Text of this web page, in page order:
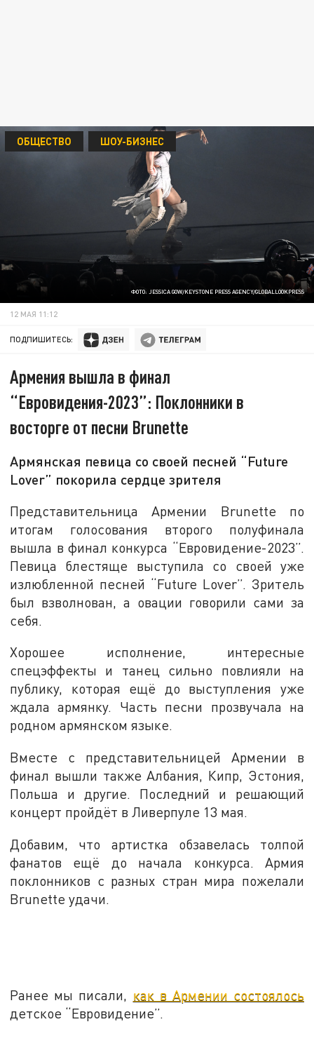
ФОТО: JESSICA GOW/KEYSTONE PRESS AGENCY/GLOBALLOOKPRESS
ОБЩЕСТВО ШОУ-БИЗНЕС
12 МАЯ 11:12
ПОДПИШИТЕСЬ:
Армения вышла в финал
“Евровидения-2023”: Поклонники в
восторге от песни Brunette
Армянская певица со своей песней “Future
Lover” покорила сердце зрителя
Представительница Армении Brunette по
итогам голосования второго полуфинала
вышла в финал конкурса “Евровидение-2023”.
Певица блестяще выступила со своей уже
излюбленной песней “Future Lover”. Зритель
был взволнован, а овации говорили сами за
себя.
Хорошее исполнение, интересные
спецэффекты и танец сильно повлияли на
публику, которая ещё до выступления уже
ждала армянку. Часть песни прозвучала на
родном армянском языке.
Вместе с представительницей Армении в
финал вышли также Албания, Кипр, Эстония,
Польша и другие. Последний и решающий
концерт пройдёт в Ливерпуле 13 мая.
Добавим, что артистка обзавелась толпой
фанатов ещё до начала конкурса. Армия
поклонников с разных стран мира пожелали
Brunette удачи.
Ранее мы писали, как в Армении состоялось
детское “Евровидение”.